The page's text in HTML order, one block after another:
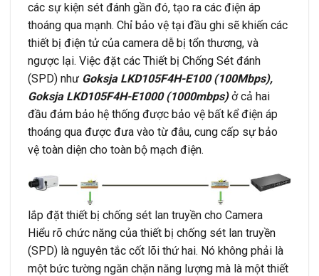
các sự kiện sét đánh gần đó, tạo ra các điện áp
thoáng qua mạnh. Chỉ bảo vệ tại đầu ghi sẽ khiến các
thiết bị điện tử của camera dễ bị tổn thương, và
ngược lại. Việc đặt các Thiết bị Chống Sét đánh
(SPD) như Goksja LKD105F4H-E100 (100Mbps),
Goksja LKD105F4H-E1000 (1000mbps)ở cả hai
đầu đảm bảo hệ thống được bảo vệ bất kể điện áp
thoáng qua được đưa vào từ đâu, cung cấp sự bảo
vệ toàn diện cho toàn bộ mạch điện.
lắp đặt thiết bị chống sét lan truyền cho Camera
Hiểu rõ chức năng của thiết bị chống sét lan truyền
(SPD) là nguyên tắc cốt lõi thứ hai. Nó không phải là
một bức tường ngăn chặn năng lượng mà là một thiết